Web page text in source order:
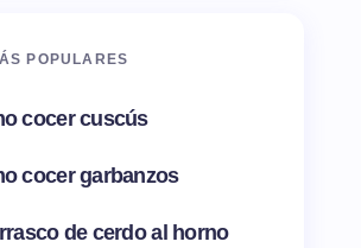
POPULARES
cocer cuscús
cocer garbanzos
de cerdo al horno